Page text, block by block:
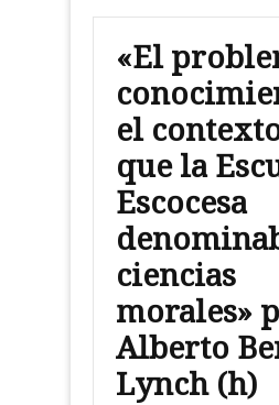
«El
el
que la
Escocesa
ciencias
morales»
Alberto
Lynch (h)